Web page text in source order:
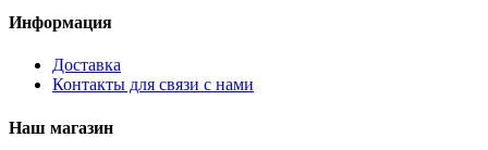
Информация
Доставка
Контакты для связи с нами
Наш магазин